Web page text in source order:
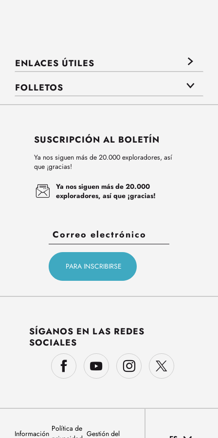
ENLACES ÚTILES
FOLLETOS
SUSCRIPCIÓN AL BOLETÍN
Ya nos siguen más de 20.000 exploradores, así
que ¡gracias!
Ya nos siguen más de 20.000
exploradores, así que ¡gracias!
SÍGANOS EN LAS REDES
SOCIALES
Información
Política de
Gestión del